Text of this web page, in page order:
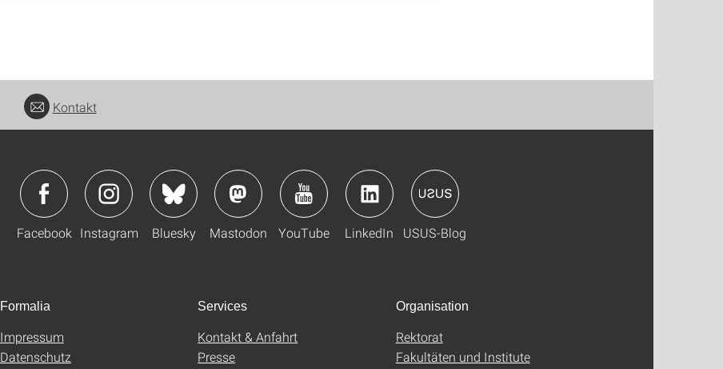
Kontakt
Facebook Instagram Bluesky Mastodon YouTube LinkedIn USUS-Blog
Formalia
Impressum
Datenschutz
Services
Kontakt & Anfahrt
Presse
Organisation
Rektorat
Fakultäten und Institute